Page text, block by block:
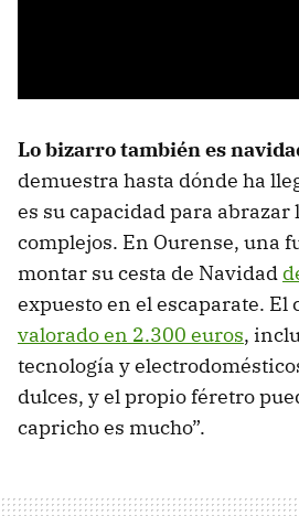
Lo bizarro también es
demuestra hasta dónde ha
es su capacidad para
complejos. En Ourense, una
montar su cesta de Navidad
expuesto en el escaparate. El
valorado en 2.300 euros,
tecnología y
dulces, y el propio féretro
capricho es mucho”.